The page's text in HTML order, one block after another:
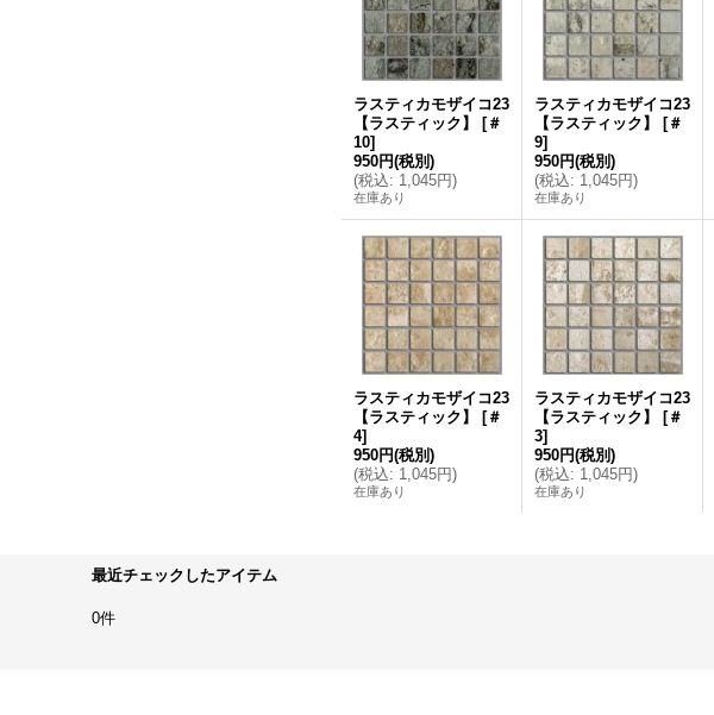
ラスティカモザイコ23
【ラスティック】
[＃
10]
950円(税別)
(税込: 1,045円)
在庫あり
ラスティカモザイコ23
【ラスティック】
[＃
9]
950円(税別)
(税込: 1,045円)
在庫あり
ラスティカモザイコ23
【ラスティック】
[＃
4]
950円(税別)
(税込: 1,045円)
在庫あり
ラスティカモザイコ23
【ラスティック】
[＃
3]
950円(税別)
(税込: 1,045円)
在庫あり
最近チェックしたアイテム
0件